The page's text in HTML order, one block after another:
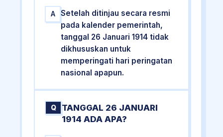
A
Setelah ditinjau secara resmi
pada kalender pemerintah,
tanggal 26 Januari 1914 tidak
dikhususkan untuk
memperingati hari peringatan
nasional apapun.
Q
TANGGAL 26 JANUARI
1914 ADA APA?